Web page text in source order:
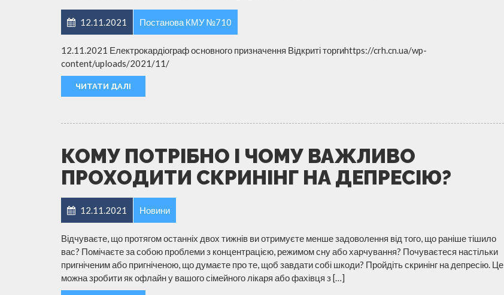
12.11.2021 Постанова КМУ №710
12.11.2021 Електрокардіограф основного призначення Відкриті торгиhttps://crh.cn.ua/wp-
content/uploads/2021/11/
ЧИТАТИ ДАЛІ
КОМУ ПОТРІБНО І ЧОМУ ВАЖЛИВО
ПРОХОДИТИ СКРИНІНГ НА ДЕПРЕСІЮ?
12.11.2021 Новини
Відчуваєте, що протягом останніх двох тижнів ви отримуєте менше задоволення від того, що раніше тішило
вас? Помічаєте за собою проблеми з концентрацією, режимом сну або харчування? Почуваєтеся настільки
пригніченим або пригніченою, що думаєте про те, щоб завдати собі шкоди? Пройдіть скринінг на депресію. Це
можна зробити як офлайн у вашого сімейного лікаря або фахівця з […]